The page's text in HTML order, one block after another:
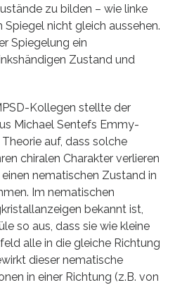
zu bilden – wie linke
nicht gleich aussehen.
Spiegelung ein
Zustand und
Kollegen stellte der
Michael Sentefs Emmy-
auf, dass solche
chiralen Charakter verlieren
nematischen Zustand in
Im nematischen
bekannt ist,
so aus, dass sie wie kleine
alle in die gleiche Richtung
dieser nematische
in einer Richtung (z.B. von